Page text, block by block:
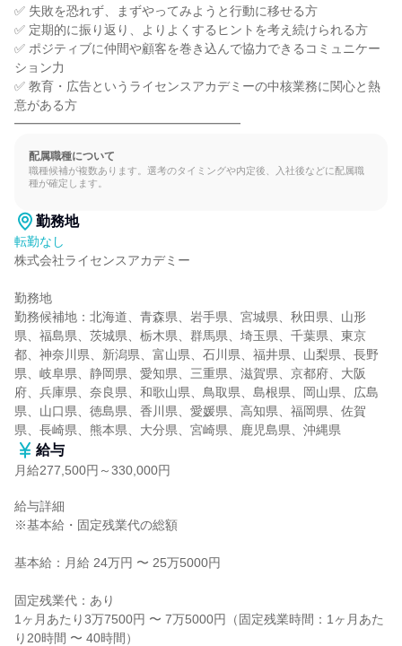
✅ 失敗を恐れず、まずやってみようと行動に移せる方
✅ 定期的に振り返り、よりよくするヒントを考え続けられる方
✅ ポジティブに仲間や顧客を巻き込んで協力できるコミュニケー
ション力
✅ 教育・広告というライセンスアカデミーの中核業務に関心と熱
意がある方
━━━━━━━━━━━━━━━━━━
配属職種について
職種候補が複数あります。選考のタイミングや内定後、入社後などに配属職
種が確定します。
勤務地
転勤なし
株式会社ライセンスアカデミー
勤務地
勤務候補地：北海道、青森県、岩手県、宮城県、秋田県、山形
県、福島県、茨城県、栃木県、群馬県、埼玉県、千葉県、東京
都、神奈川県、新潟県、富山県、石川県、福井県、山梨県、長野
県、岐阜県、静岡県、愛知県、三重県、滋賀県、京都府、大阪
府、兵庫県、奈良県、和歌山県、鳥取県、島根県、岡山県、広島
県、山口県、徳島県、香川県、愛媛県、高知県、福岡県、佐賀
県、長崎県、熊本県、大分県、宮崎県、鹿児島県、沖縄県
給与
月給277,500円～330,000円
給与詳細
※基本給・固定残業代の総額
基本給：月給 24万円 〜 25万5000円
固定残業代：あり
1ヶ月あたり3万7500円 〜 7万5000円（固定残業時間：1ヶ月あた
り20時間 〜 40時間）